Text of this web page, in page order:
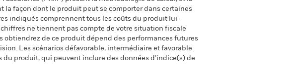
façon dont le produit peut se comporter dans certaines
indiqués comprennent tous les coûts du produit lui-
ne tiennent pas compte de votre situation fiscale
obtiendrez de ce produit dépend des performances futures
Les scénarios défavorable, intermédiaire et favorable
produit, qui peuvent inclure des données d’indice(s) de